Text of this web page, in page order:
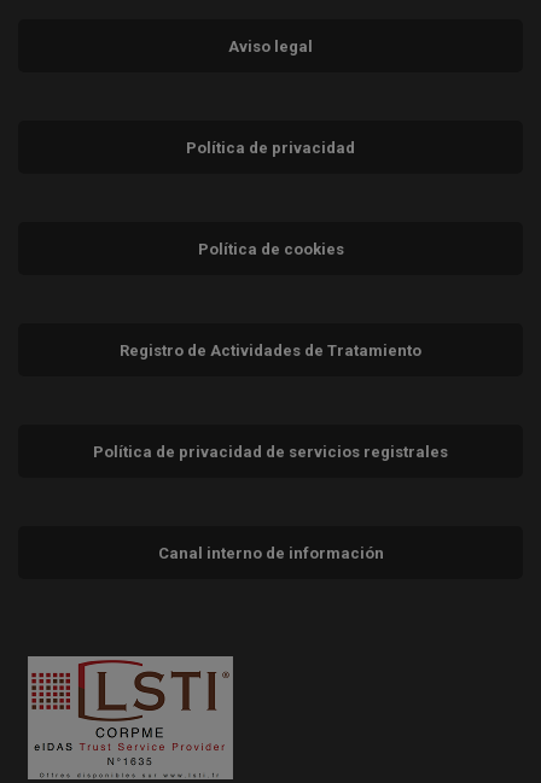
Aviso legal
Política de privacidad
Política de cookies
Registro de Actividades de Tratamiento
Política de privacidad de servicios registrales
Canal interno de información